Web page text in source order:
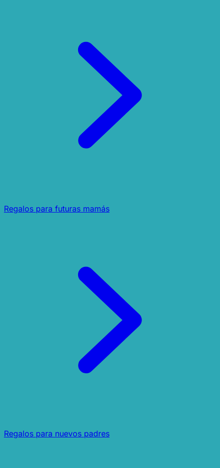
Regalos para futuras mamás
Regalos para nuevos padres